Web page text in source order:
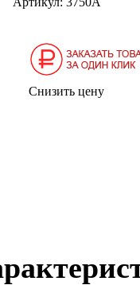
Снизить цену